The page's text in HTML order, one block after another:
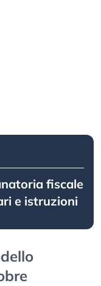
fiscale
e istruzioni